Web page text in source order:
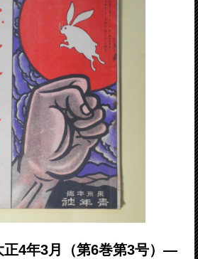
4年3月（第6巻第3号）―